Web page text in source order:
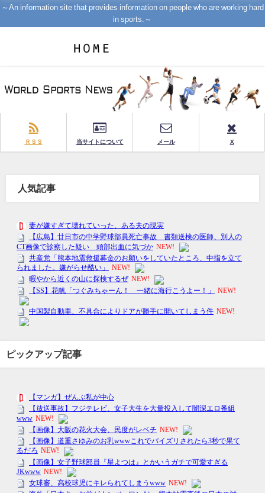
～An information site that provides information on people who are working hard
in sports.～
ＲＳＳ 当サイトについて メール X
人気記事
ピックアップ記事